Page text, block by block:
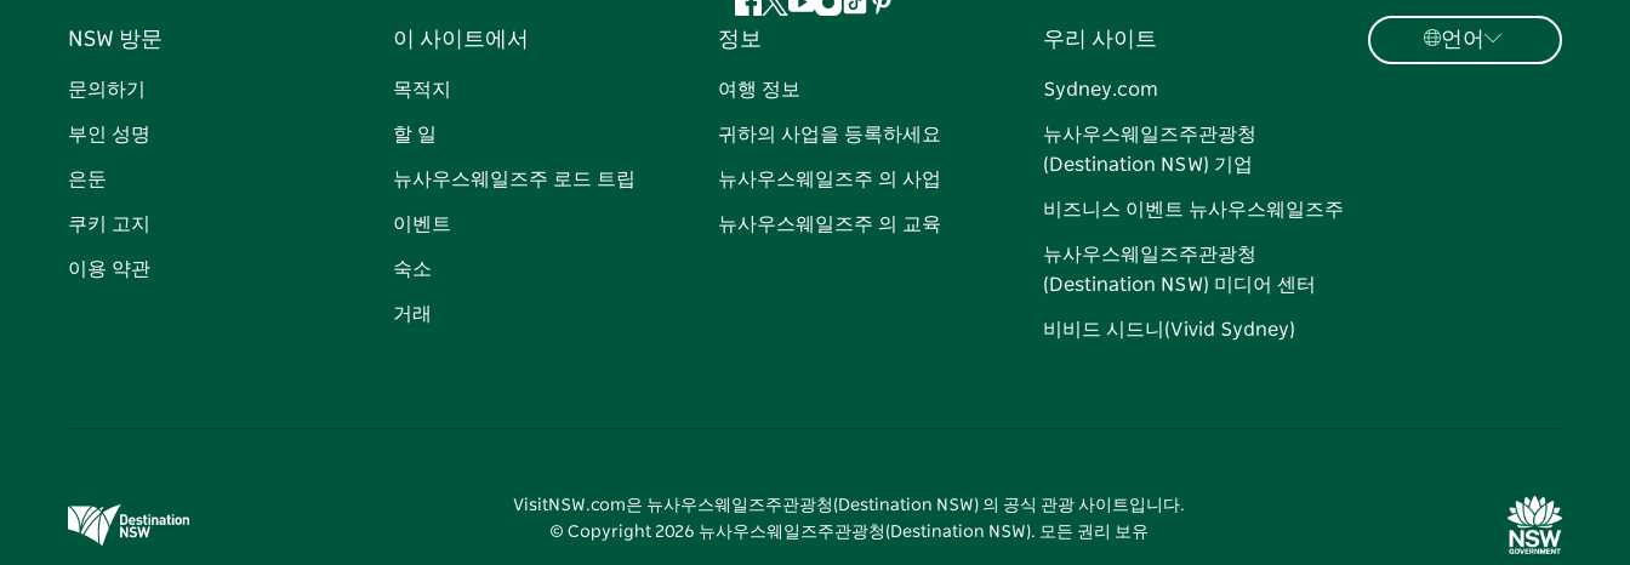
페
이
지 유 인
램
틱
핀
트
NSW 방문
문의하기
부인 성명
은둔
쿠키 고지
이용 약관
이 사이트에서
목적지
할 일
뉴사우스웨일즈주 로드 트립
이벤트
숙소
거래
정보
여행 정보
귀하의 사업을 등록하세요
뉴사우스웨일즈주 의 사업
뉴사우스웨일즈주 의 교육
우리 사이트
Sydney.com
뉴사우스웨일즈주관광청
(Destination NSW) 기업
비즈니스 이벤트 뉴사우스웨일즈주
뉴사우스웨일즈주관광청
(Destination NSW) 미디어 센터
비비드 시드니(Vivid Sydney)
언어
VisitNSW.com은 뉴사우스웨일즈주관광청(Destination NSW) 의 공식 관광 사이트입니다.
© Copyright 2026 뉴사우스웨일즈주관광청(Destination NSW). 모든 권리 보유